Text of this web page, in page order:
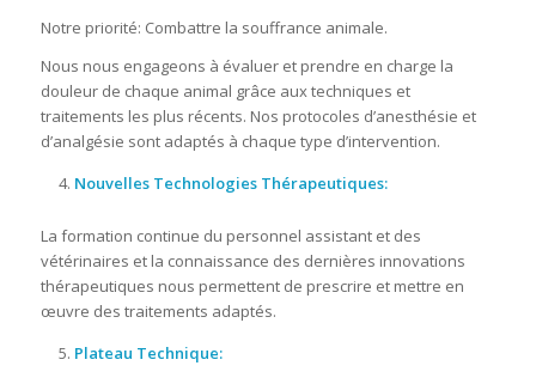
Notre priorité: Combattre la souffrance animale.
Nous nous engageons à évaluer et prendre en charge la
douleur de chaque animal grâce aux techniques et
traitements les plus récents. Nos protocoles d’anesthésie et
d’analgésie sont adaptés à chaque type d’intervention.
Nouvelles Technologies Thérapeutiques:
La formation continue du personnel assistant et des
vétérinaires et la connaissance des dernières innovations
thérapeutiques nous permettent de prescrire et mettre en
œuvre des traitements adaptés.
Plateau Technique: